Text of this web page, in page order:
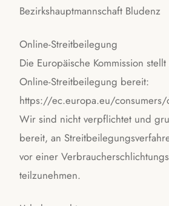
Bezirkshauptmannschaft Bludenz
Online-Streitbeilegung
Die Europäische Kommission
Online-Streitbeilegung bereit:
https://ec.europa.eu/
Wir sind nicht verpflichtet und
bereit, an
vor einer
teilzunehmen.